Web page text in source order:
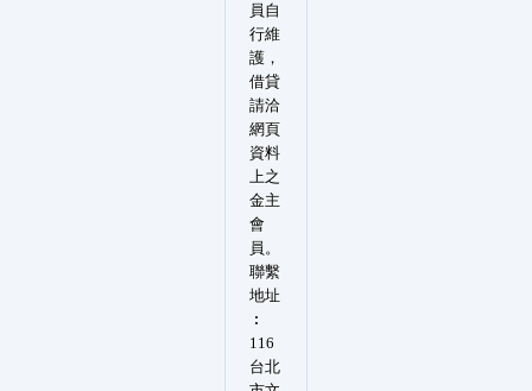
員自
行維
護，
借貸
請洽
網頁
資料
上之
金主
會
員。
聯繫
地址
︰
116
台北